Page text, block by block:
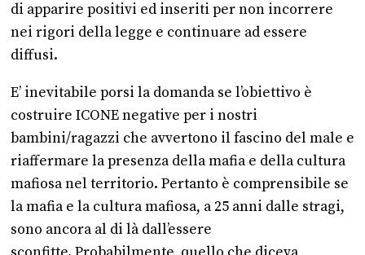
di apparire positivi ed inseriti per non incorrere
nei rigori della legge e continuare ad essere
diffusi.
E’ inevitabile porsi la domanda se l’obiettivo è
costruire ICONE negative per i nostri
bambini/ragazzi che avvertono il fascino del male e
riaffermare la presenza della mafia e della cultura
mafiosa nel territorio. Pertanto è comprensibile se
la mafia e la cultura mafiosa, a 25 anni dalle stragi,
sono ancora al di là dall’essere